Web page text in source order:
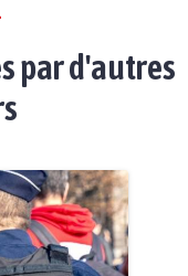
par d'autres